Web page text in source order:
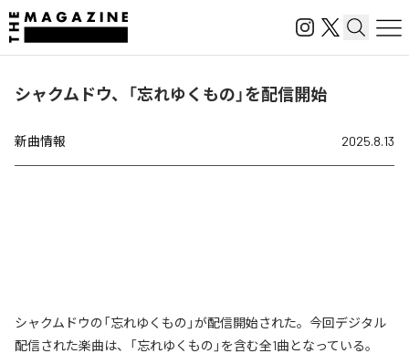
シャクムドウ、「忘れゆくもの」を配信開始
新曲情報 2025.8.13
シャクムドウの「忘れゆくもの」が配信開始された。今回デジタル
配信された楽曲は、「忘れゆくもの」を含む全1曲となっている。